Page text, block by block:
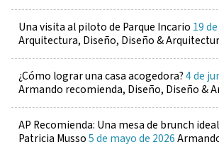
Una visita al piloto de Parque Incario 19
Arquitectura, Diseño, Diseño &
¿Cómo lograr una casa acogedora?4 de
Armando recomienda, Diseño, Diseño &
AP Recomienda: Una mesa de brunch
Patricia Musso5 de mayo de 2026